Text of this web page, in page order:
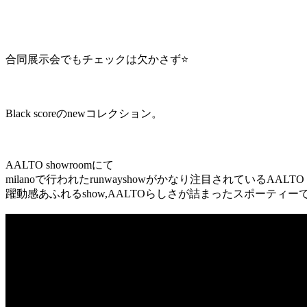
合同展示会でもチェックは欠かさず⭐
Black scoreのnewコレクション。
AALTO showroomにて
milanoで行われたrunwayshowがかなり注目されているAALTO
躍動感あふれるshow,AALTOらしさが詰まったスポーティー